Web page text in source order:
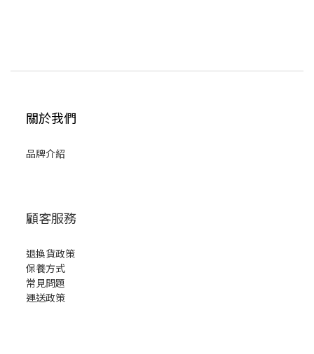
關於我們
品牌介紹
顧客服務
退換貨政策
保養方式
常見問題
運送政策